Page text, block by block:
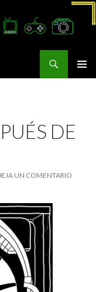
DE
UN COMENTARIO